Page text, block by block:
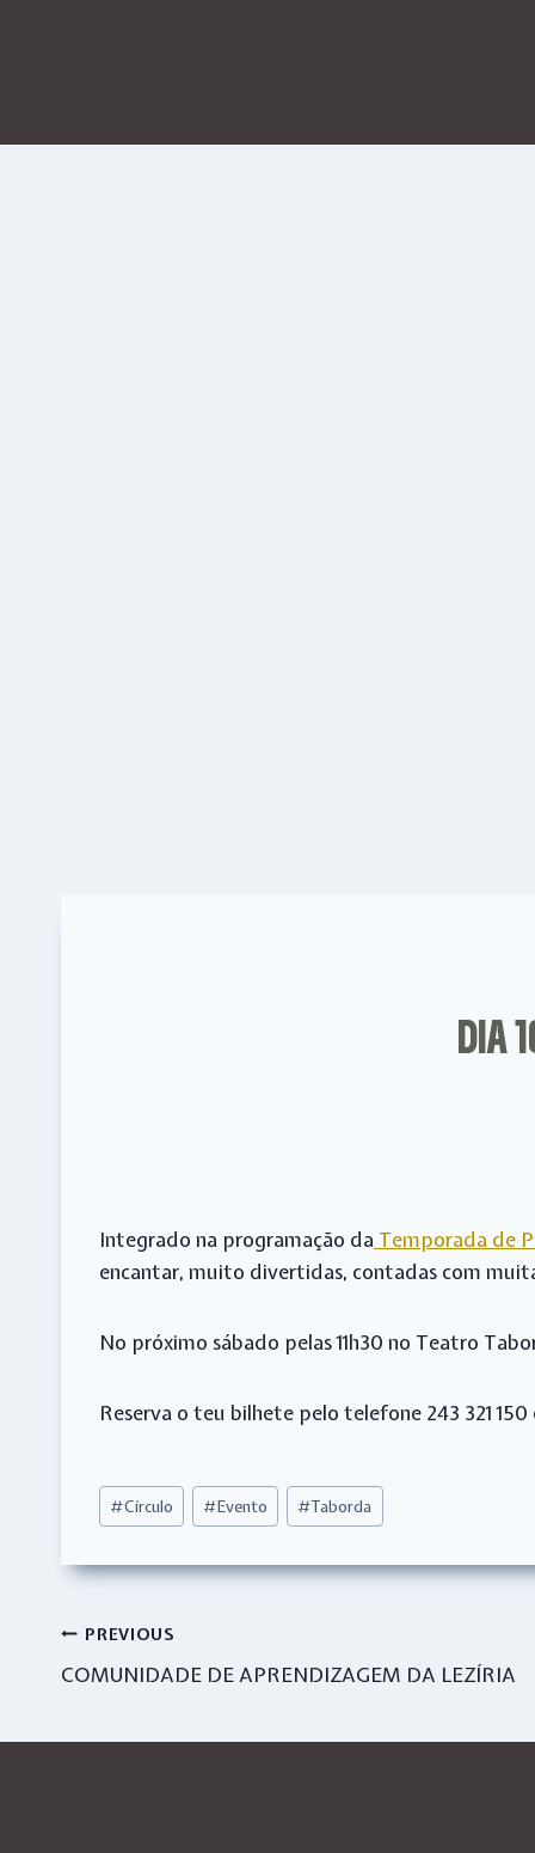
DIA
Integrado na programação da Temporada de
encantar, muito divertidas, contadas com
No próximo sábado pelas 11h30 no Teatro
Reserva o teu bilhete pelo telefone 243 321
Post
Tags:
#Círculo #Evento #Taborda
Navegação
de
artigos
PREVIOUS
COMUNIDADE DE APRENDIZAGEM DA LEZÍRIA